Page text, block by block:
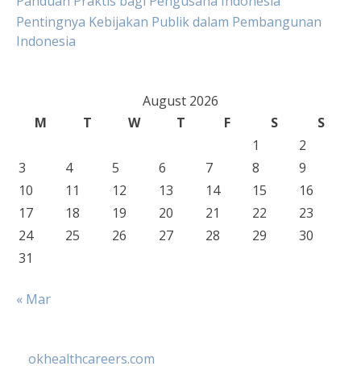
Pentingnya Kebijakan Publik dalam Pembangunan
Indonesia
August 2026
M
T W T F S
S
1
2
3
4 5 6 7 8
9
10
11 12 13 14 15
16
17
18 19 20 21 22
23
24
25 26 27 28 29
30
31
« Mar
okhealthcareers.com